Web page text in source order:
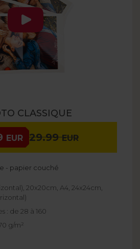
CLASSIQUE
EUR 29.99EUR
- papier couché
20x20cm, A4, 24x24cm,
: de 28 à 160
g/m²